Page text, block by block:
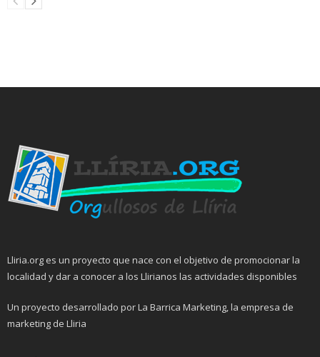
Lliria.org es un proyecto que nace con el objetivo de promocionar la
localidad y dar a conocer a los Llirianos las actividades disponibles
Un proyecto desarrollado por La Barrica Marketing, la empresa de
marketing de Lliria